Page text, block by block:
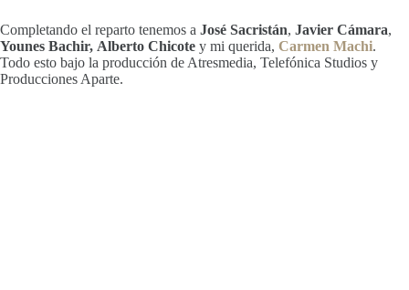
Completando el reparto tenemos a José Sacristán, Javier Cámara,
Younes Bachir, Alberto Chicote y mi querida, Carmen Machi.
Todo esto bajo la producción de Atresmedia, Telefónica Studios y
Producciones Aparte.